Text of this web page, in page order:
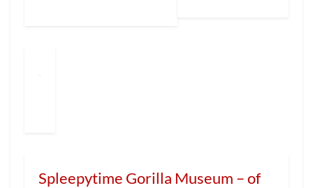
Spleepytime Gorilla Museum – of